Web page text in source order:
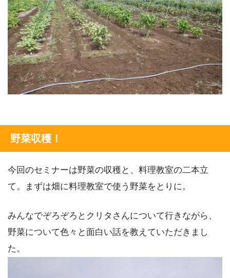
野菜収穫！
今回のセミナーは野菜の収穫と、料理教室の二本立
て。まずは畑に料理教室で使う野菜をとりに。
みんなでぞろぞろとクリタさんについて行きながら、
野菜について色々と面白い話を教えていただきまし
た。